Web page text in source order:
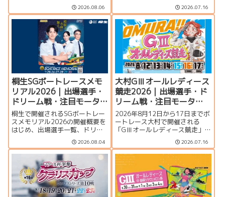
手一覧、シリーズ展望、ドリー
ム戦、注目モーター、水面特
徴、イベント情報まで詳しく紹
2026.08.06
の特集ページです。出場選手一
覧、シリーズ展望、ドリーム
戦、注目モーター、水面特徴、
イベント情報まで詳しく紹介し
ます。
2026.07.16
桐生SGボートレースメモ
リアル2026｜出場選手・
ドリーム戦・注目モータ
ー・イベント情報まとめ
桐生で開催されるSGボートレー
スメモリアル2026の開催概要を
はじめ、出場選手一覧、ドリー
ム戦、注目モーター、水面特
徴、イベント情報を詳しく紹
介。峰竜太、毒島誠、定松勇樹
らトップレーサーが集結する真
夏のSGの見どころを徹底解説し
ます。
2026.08.04
大村GⅢオールレディース
競走2026｜出場選手・ド
リーム戦・注目モータ
ー・イベント情報まとめ
2026年8月12日から17日までボ
ートレース大村で開催される
「GⅢオールレディース競走」の
特集ページです。シリーズ展
望、出場選手一覧、発祥地ドリ
ーム、注目モーター、大村水面
の攻略ポイント、イベント情報
まで詳しく紹介します。
2026.07.16